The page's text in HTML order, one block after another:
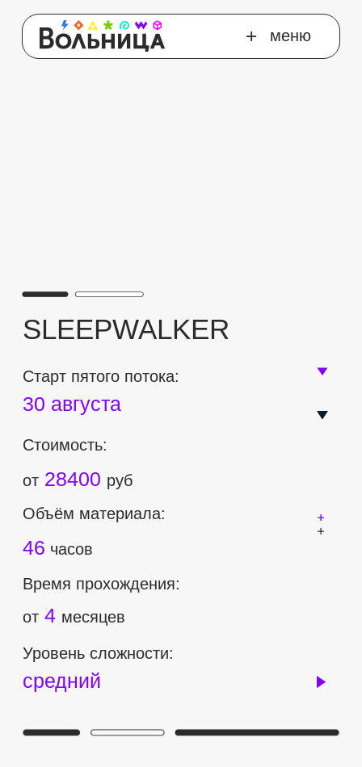
корпоративное
Стоимость:
Время прохождения:
30 августа
средний
от28400руб
от4месяцев